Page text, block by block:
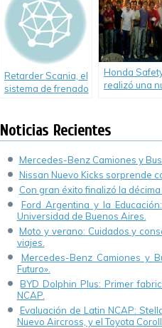
Retarder Scania, el
sistema de frenado
Honda
realizó una
Ríos.
Noticias Recientes
Mercedes-Benz Camiones y
Nissan Nuevo Kicks sorprende
Con gran éxito finalizó la
Ford Argentina y la
Universidad de Buenos Aires.
Moto y verano: Cuidados y
viajes.
Mercedes-Benz Camiones y
Futuro».
BYD Dolphin Plus: Primer
NCAP.
Evaluación de Latin NCAP:
Nuevo Aircross, y el Toyota